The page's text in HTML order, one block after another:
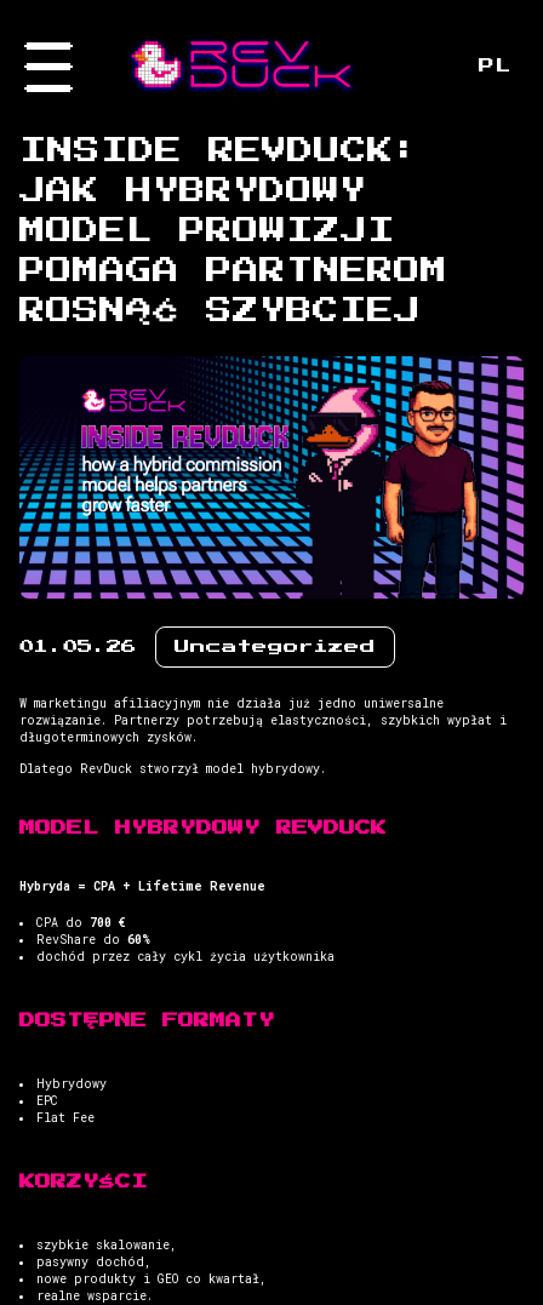
PL
INSIDE REVDUCK:
JAK HYBRYDOWY
MODEL PROWIZJI
POMAGA PARTNEROM
ROSNĄĆ SZYBCIEJ
01.05.26 Uncategorized
W marketingu afiliacyjnym nie działa już jedno uniwersalne
rozwiązanie. Partnerzy potrzebują elastyczności, szybkich wypłat i
długoterminowych zysków.
Dlatego RevDuck stworzył model hybrydowy.
MODEL HYBRYDOWY REVDUCK
Hybryda = CPA + Lifetime Revenue
CPA do 700 €
RevShare do 60%
dochód przez cały cykl życia użytkownika
DOSTĘPNE FORMATY
Hybrydowy
EPC
Flat Fee
KORZYŚCI
szybkie skalowanie,
pasywny dochód,
nowe produkty i GEO co kwartał,
realne wsparcie.